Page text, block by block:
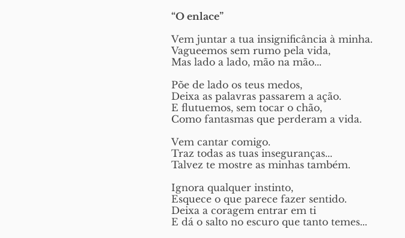
“O enlace”
Vem juntar a tua insignificância à minha.
Vagueemos sem rumo pela vida,
Mas lado a lado, mão na mão...
Põe de lado os teus medos,
Deixa as palavras passarem a ação.
E flutuemos, sem tocar o chão,
Como fantasmas que perderam a vida.
Vem cantar comigo.
Traz todas as tuas inseguranças...
Talvez te mostre as minhas também.
Ignora qualquer instinto,
Esquece o que parece fazer sentido.
Deixa a coragem entrar em ti
E dá o salto no escuro que tanto temes...